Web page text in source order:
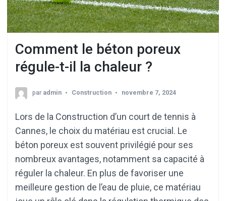
Comment le béton poreux
régule-t-il la chaleur ?
par admin Construction novembre 7, 2024
Lors de la Construction d’un court de tennis à
Cannes, le choix du matériau est crucial. Le
béton poreux est souvent privilégié pour ses
nombreux avantages, notamment sa capacité à
réguler la chaleur. En plus de favoriser une
meilleure gestion de l’eau de pluie, ce matériau